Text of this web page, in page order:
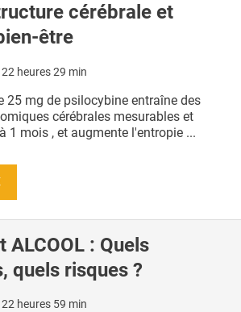
cérébrale et
être
22 heures 29 min
25 mg de psilocybine entraîne des
cérébrales mesurables et
1 mois , et augmente l'entropie ...
ALCOOL : Quels
quels risques ?
22 heures 59 min